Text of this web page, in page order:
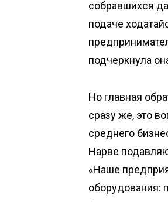
собравшихся
подаче
подчеркнула
Но главная
сразу же, это
среднего
Нарве
«Наше
оборудования: